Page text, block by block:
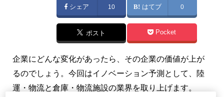
シェア 10 はてブ 0
ポスト Pocket
企業にどんな変化があったら、その企業の価値が上が
るのでしょう。今回はイノベーション予測として、陸
運・物流と倉庫・物流施設の業界を取り上げます。